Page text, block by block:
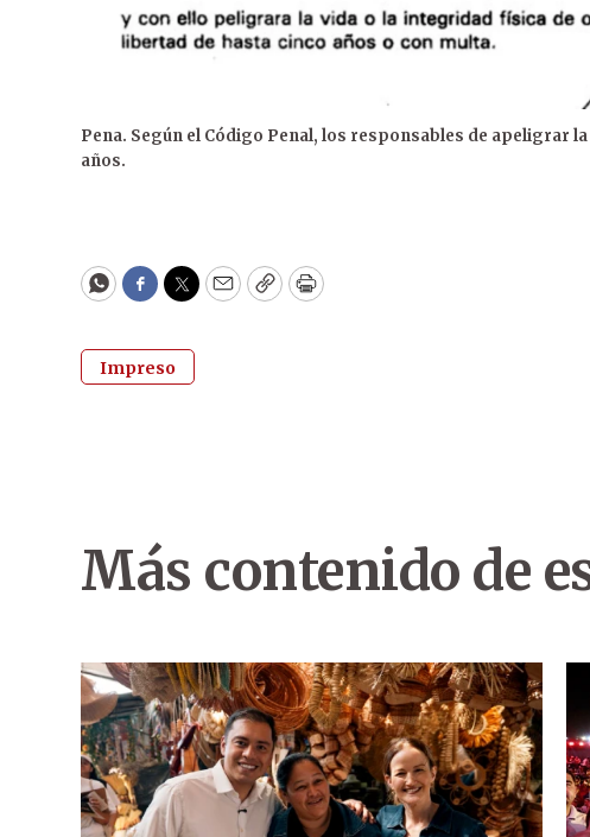
Pena. Según el Código Penal, los responsables de apeligrar
años.
WhatsApp
Facebook
Twitter
EmailCopyPrint
Impreso
Más contenido de